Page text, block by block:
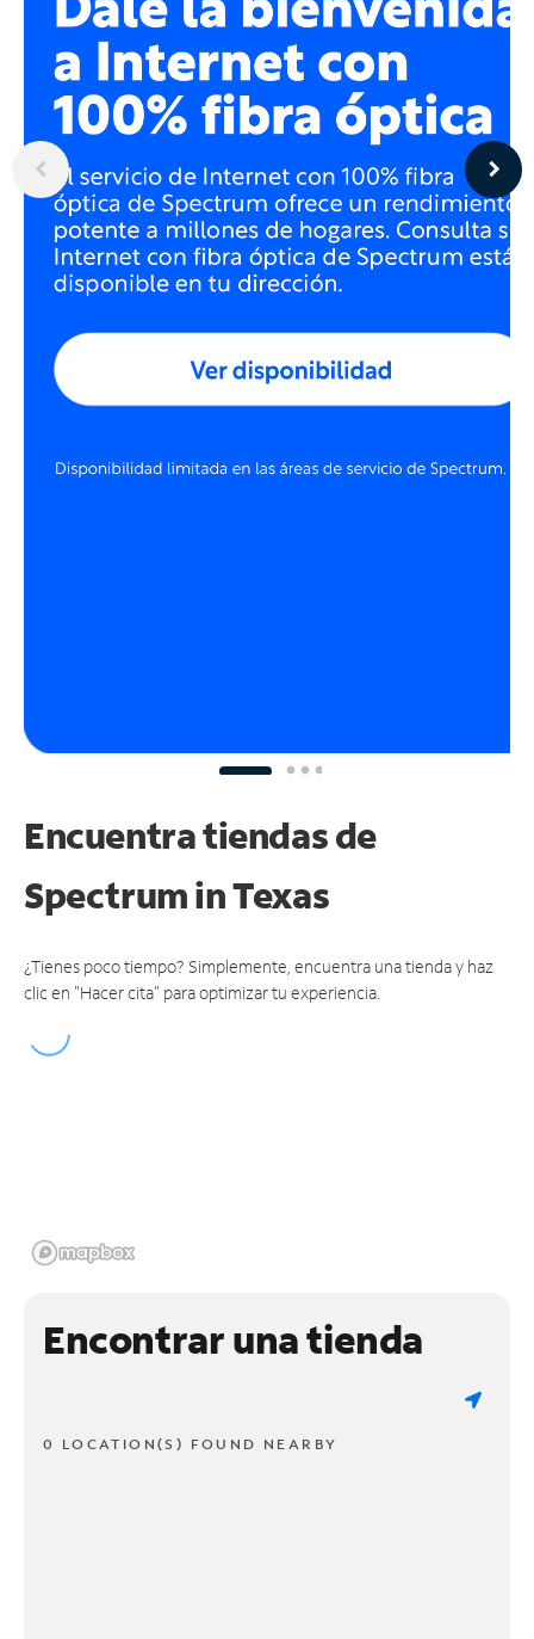
Encuentra tiendas de
Spectrumin Texas
¿Tienes poco tiempo? Simplemente, encuentra una tienda y haz
clic en "Hacer cita" para optimizar tu experiencia.
Encontrar una tienda
0 LOCATION(S) FOUND NEARBY